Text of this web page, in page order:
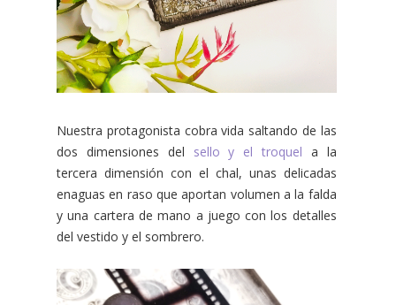
Nuestra protagonista cobra vida saltando de las
dos dimensiones del sello y el troquel a la
tercera dimensión con el chal, unas delicadas
enaguas en raso que aportan volumen a la falda
y una cartera de mano a juego con los detalles
del vestido y el sombrero.